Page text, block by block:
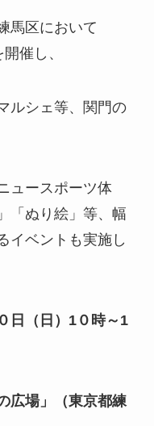
馬区において
催し、
ルシェ等、関門の
ュースポーツ体
「ぬり絵」等、幅
イベントも実施し
日（日）1０時～1
広場」（東京都練